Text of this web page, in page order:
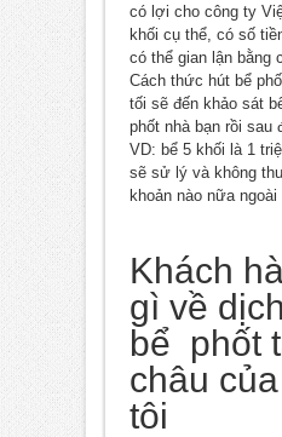
có lợi cho công ty
khối cụ thể, có số
có thể gian lận bằng
Cách thức hút bể
tối sẽ đến khảo sát
phốt nhà bạn rồi sau
VD: bể 5 khối là 1
sẽ sử lý và không
khoản nào nữa ngoài
Khách
gì về
bể phốt
châu
tôi